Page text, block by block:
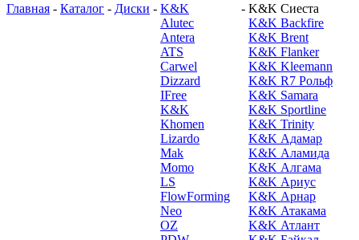
Главная - Каталог - Диски - K&K
Alutec
Antera
ATS
Carwel
Dizzard
IFree
K&K
Khomen
Lizardo
Mak
Momo
LS
FlowForming
Neo
OZ
-K&K Сиеста
K&K Backfire
K&K Brent
K&K Flanker
K&K Kleemann
K&K R7 Рольф
K&K Samara
K&K Sportline
K&K Trinity
K&K Адамар
K&K Аламида
K&K Алгама
K&K Ариус
K&K Арнар
K&K Атакама
K&K Атлант